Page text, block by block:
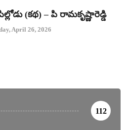
(కథ) – పి రామకృష్ణారెడ్డి
April 26, 2026
112